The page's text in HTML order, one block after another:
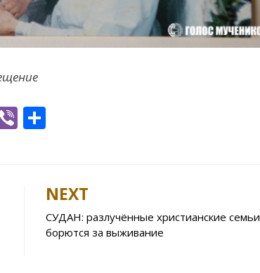
Vi
e
NEXT
СУДАН: разлучённые христианские семьи
борются за выживание